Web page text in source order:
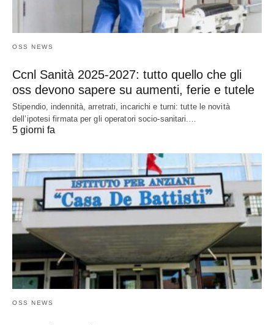
OSS NEWS
Ccnl Sanità 2025-2027: tutto quello che gli
oss devono sapere su aumenti, ferie e tutele
Stipendio, indennità, arretrati, incarichi e turni: tutte le novità
dell’ipotesi firmata per gli operatori socio-sanitari.…
5 giorni fa
OSS NEWS